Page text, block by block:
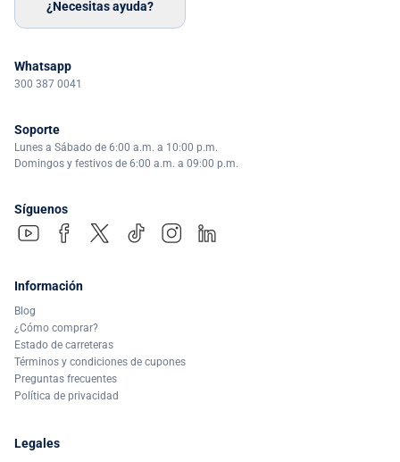
¿Necesitas ayuda?
Whatsapp
300 387 0041
Soporte
Lunes a Sábado de 6:00 a.m. a 10:00 p.m.
Domingos y festivos de 6:00 a.m. a 09:00 p.m.
Síguenos
Información
Blog
¿Cómo comprar?
Estado de carreteras
Términos y condiciones de cupones
Preguntas frecuentes
Política de privacidad
Legales